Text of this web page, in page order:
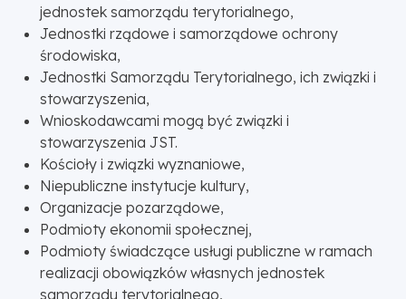
jednostek samorządu terytorialnego,
Jednostki rządowe i samorządowe ochrony
środowiska,
Jednostki Samorządu Terytorialnego, ich związki i
stowarzyszenia,
Wnioskodawcami mogą być związki i
stowarzyszenia JST.
Kościoły i związki wyznaniowe,
Niepubliczne instytucje kultury,
Organizacje pozarządowe,
Podmioty ekonomii społecznej,
Podmioty świadczące usługi publiczne w ramach
realizacji obowiązków własnych jednostek
samorządu terytorialnego,